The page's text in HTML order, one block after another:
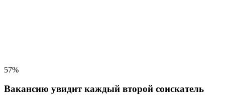
57%
Вакансию увидит каждый второй соискатель